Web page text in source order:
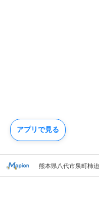
熊本県八代市泉町柿迫
アプリで見る